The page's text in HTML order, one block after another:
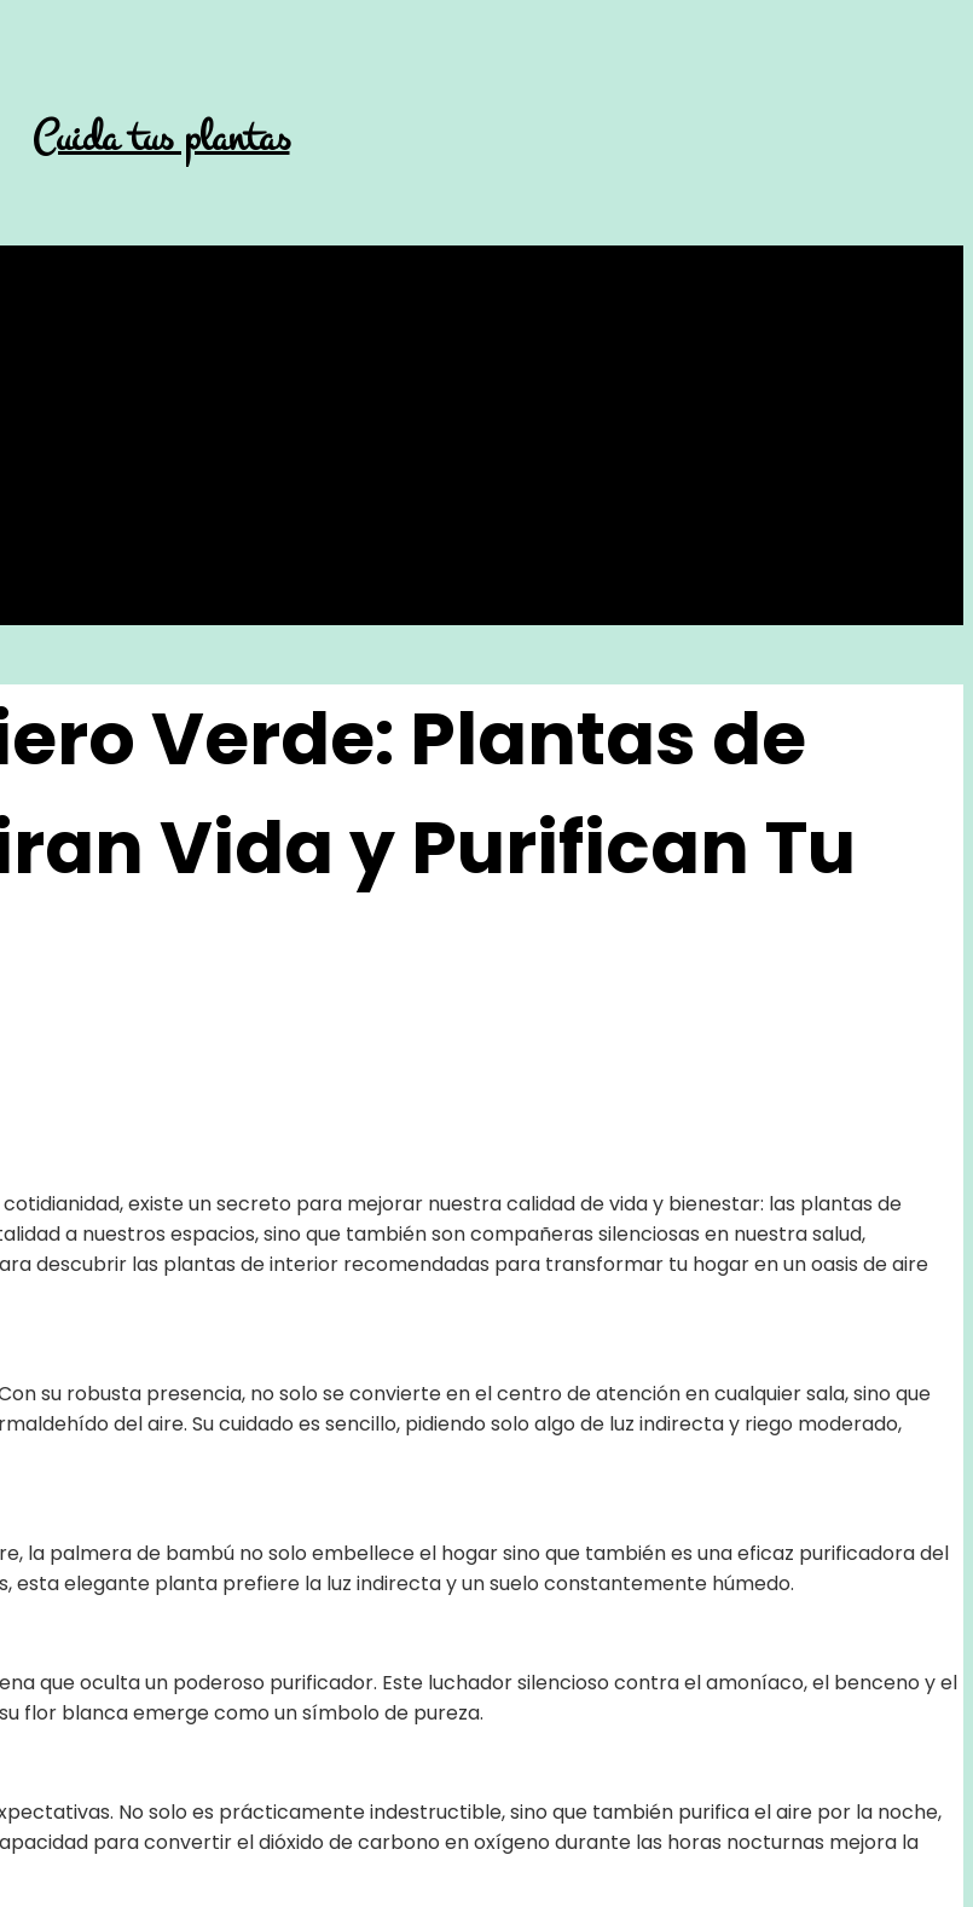
Cuida tus plantas
Verde: Plantas de
Vida y Purifican Tu
existe un secreto para mejorar nuestra calidad de vida y bienestar: las plantas de
a nuestros espacios, sino que también son compañeras silenciosas en nuestra salud,
descubrir las plantas de interior recomendadas para transformar tu hogar en un oasis de aire
su robusta presencia, no solo se convierte en el centro de atención en cualquier sala, sino que
del aire. Su cuidado es sencillo, pidiendo solo algo de luz indirecta y riego moderado,
la palmera de bambú no solo embellece el hogar sino que también es una eficaz purificadora del
elegante planta prefiere la luz indirecta y un suelo constantemente húmedo.
que oculta un poderoso purificador. Este luchador silencioso contra el amoníaco, el benceno y el
flor blanca emerge como un símbolo de pureza.
No solo es prácticamente indestructible, sino que también purifica el aire por la noche,
para convertir el dióxido de carbono en oxígeno durante las horas nocturnas mejora la